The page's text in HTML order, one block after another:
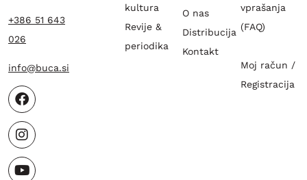
+386 51 643
026
info@buca.si
kultura
Revije &
periodika
O nas
Distribucija
Kontakt
vprašanja
(FAQ)
Moj račun /
Registracija